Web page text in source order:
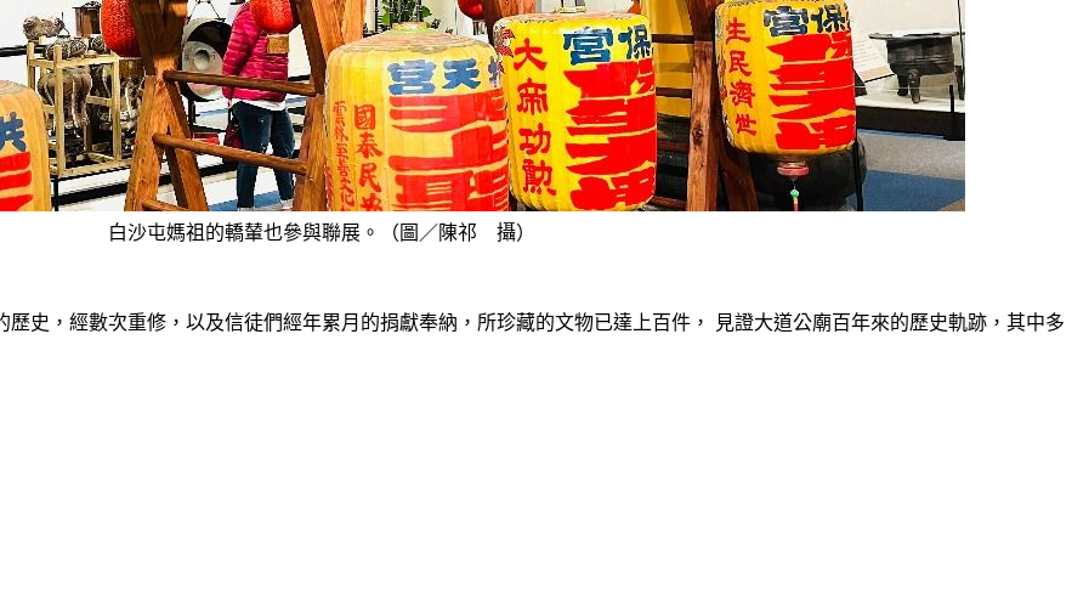
白沙屯媽祖的轎輦也參與聯展。（圖／陳祁 攝）
歷史，經數次重修，以及信徒們經年累月的捐獻奉納，所珍藏的文物已達上百件， 見證大道公廟百年來的歷史軌跡，其中多